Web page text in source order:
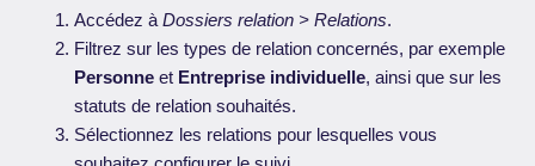
Accédez àDossiers relation > Relations.
Filtrez sur les types de relation concernés, par exemple
Personne et Entreprise individuelle, ainsi que sur les
statuts de relation souhaités.
Sélectionnez les relations pour lesquelles vous